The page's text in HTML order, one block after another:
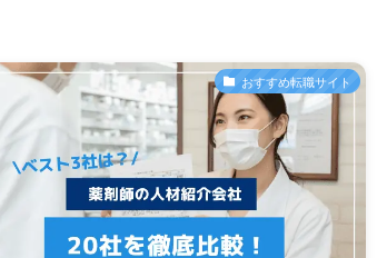
おすすめ転職サイト